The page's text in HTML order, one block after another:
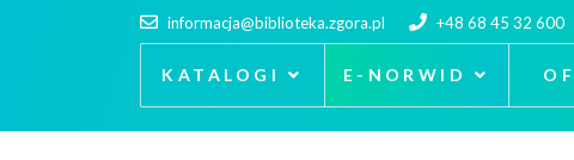
informacja@biblioteka.zgora.pl +48 68 45 32 600
KATALOGI E-NORWID